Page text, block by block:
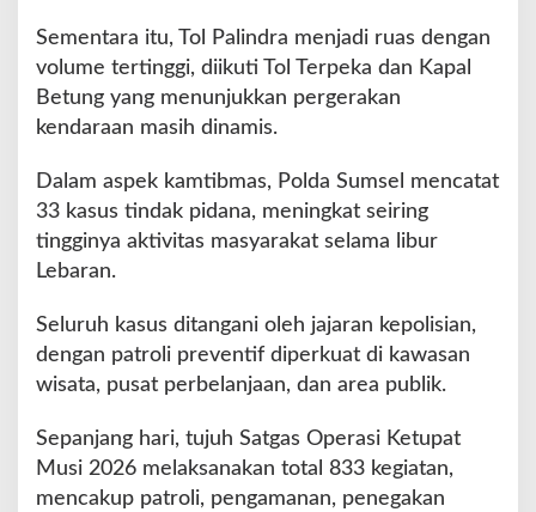
a
L
e
a
n
Sementara itu, Tol Palindra menjadi ruas dengan
volume tertinggi, diikuti Tol Terpeka dan Kapal
Betung yang menunjukkan pergerakan
kendaraan masih dinamis.
Dalam aspek kamtibmas, Polda Sumsel mencatat
33 kasus tindak pidana, meningkat seiring
tingginya aktivitas masyarakat selama libur
Lebaran.
Seluruh kasus ditangani oleh jajaran kepolisian,
dengan patroli preventif diperkuat di kawasan
wisata, pusat perbelanjaan, dan area publik.
Sepanjang hari, tujuh Satgas Operasi Ketupat
Musi 2026 melaksanakan total 833 kegiatan,
mencakup patroli, pengamanan, penegakan